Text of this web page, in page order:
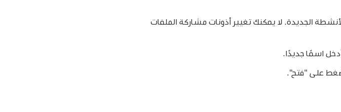
الجديدة. لا يمكنك تغيير أذونات مشاركة الملفات
اسمًا جديدًا.
على "فتح".